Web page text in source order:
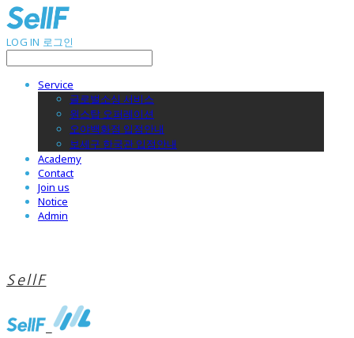
LOG IN 로그인
Service
글로벌소싱 서비스
원스탑 오퍼레이션
오야백화점 입점안내
보세구 한국관 입점안내
Academy
Contact
Join us
Notice
Admin
SellF